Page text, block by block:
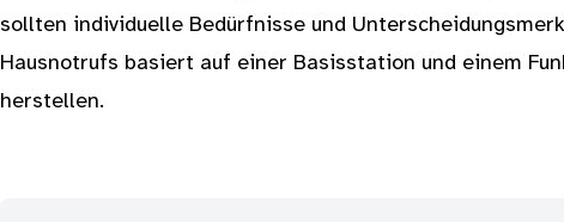
sollten individuelle Bedürfnisse und
Hausnotrufs basiert auf einer Basisstation und einem
herstellen.